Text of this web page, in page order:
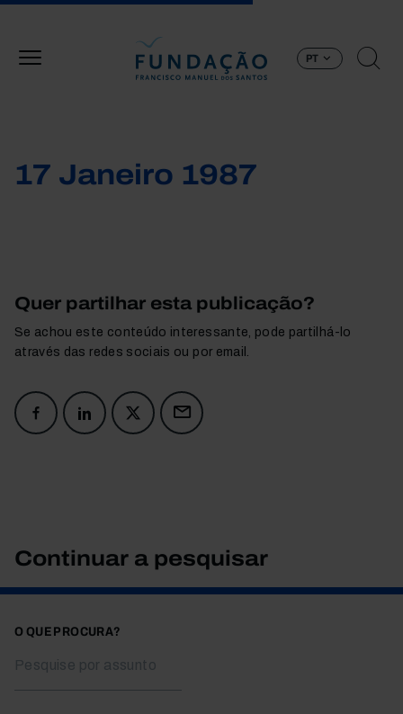
PT
17 Janeiro 1987
Quer partilhar esta publicação?
Se achou este conteúdo interessante, pode partilhá-lo
através das redes sociais ou por email.
Continuar a pesquisar
O QUE PROCURA?